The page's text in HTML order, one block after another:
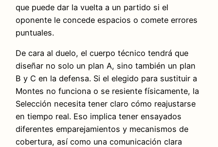
que puede dar la vuelta a un partido si el
oponente le concede espacios o comete errores
puntuales.
De cara al duelo, el cuerpo técnico tendrá que
diseñar no solo un plan A, sino también un plan
B y C en la defensa. Si el elegido para sustituir a
Montes no funciona o se resiente físicamente, la
Selección necesita tener claro cómo reajustarse
en tiempo real. Eso implica tener ensayados
diferentes emparejamientos y mecanismos de
cobertura, así como una comunicación clara